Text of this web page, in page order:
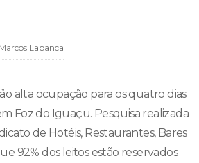
Labanca
alta ocupação para os quatro dias
Foz do Iguaçu. Pesquisa realizada
de Hotéis, Restaurantes, Bares
92% dos leitos estão reservados